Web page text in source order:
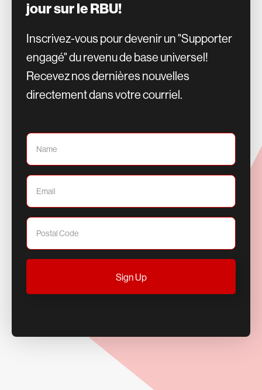
jour sur le RBU!
Inscrivez-vous pour devenir un "Supporter
engagé" du revenu de base universel!
Recevez nos dernières nouvelles
directement dans votre courriel.